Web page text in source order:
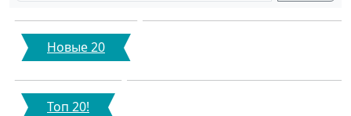
Новые 20
Топ 20!